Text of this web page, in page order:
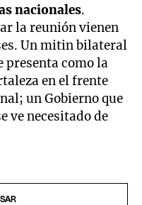
nacionales.
la reunión vienen
Un mitin bilateral
presenta como la
en el frente
un Gobierno que
ve necesitado de